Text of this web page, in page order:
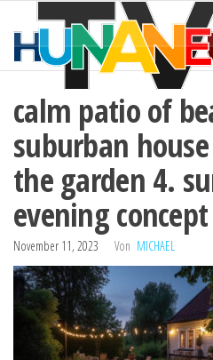
Inhalt
springen
calm patio of
suburban
the garden 4.
evening concept
November 11, 2023 Von MICHAEL